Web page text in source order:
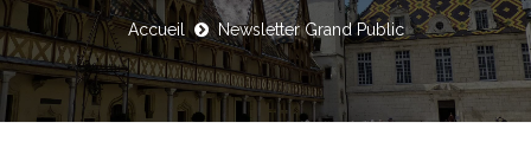
Accueil Newsletter Grand Public